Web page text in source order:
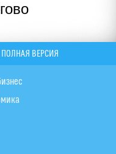
ПОЛНАЯ ВЕРСИЯ